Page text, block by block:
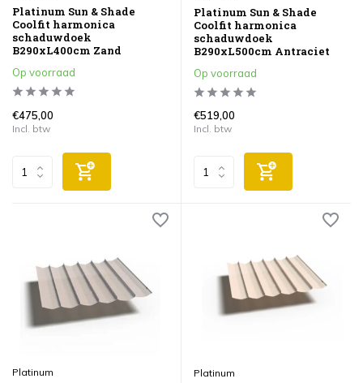
Platinum Sun & Shade
Coolfit harmonica
schaduwdoek
B290xL400cm Zand
Op voorraad
€475,00
Incl. btw
Platinum Sun & Shade
Coolfit harmonica
schaduwdoek
B290xL500cm Antraciet
Op voorraad
€519,00
Incl. btw
Platinum Platinum